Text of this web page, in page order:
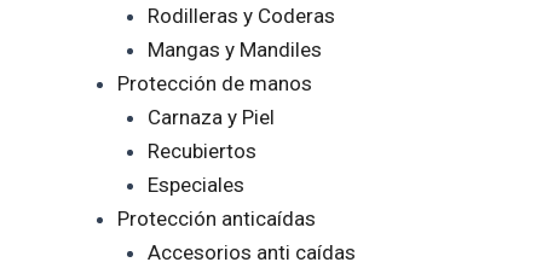
Rodilleras y Coderas
Mangas y Mandiles
Protección de manos
Carnaza y Piel
Recubiertos
Especiales
Protección anticaídas
Accesorios anti caídas